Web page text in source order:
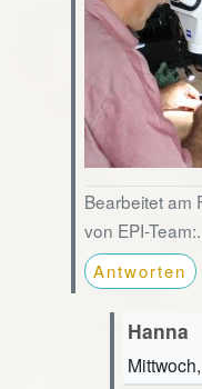
Bearbeitet am
von EPI-Team:.
Antworten
Hanna